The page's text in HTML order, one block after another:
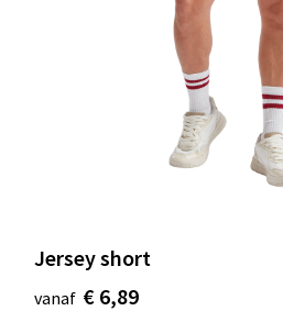
Jersey short
vanaf € 6,89